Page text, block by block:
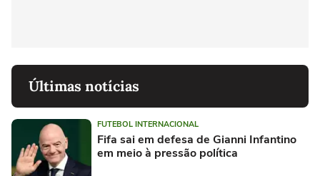
Últimas notícias
FUTEBOL INTERNACIONAL
Fifa sai em defesa de Gianni Infantino
em meio à pressão política